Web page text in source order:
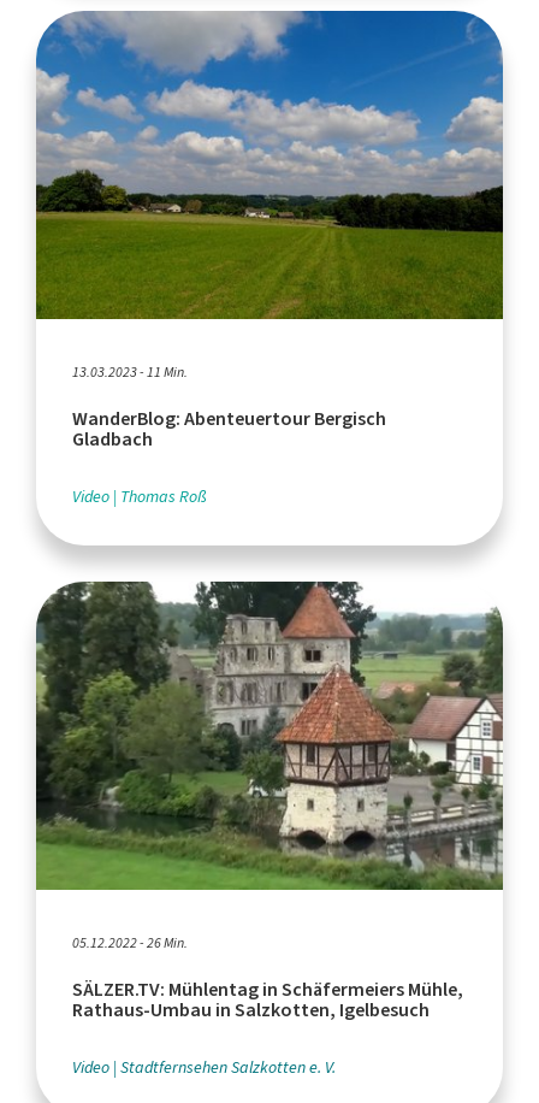
13.03.2023 - 11 Min.
WanderBlog: Abenteuertour Bergisch
Gladbach
Video Thomas Roß
05.12.2022 - 26 Min.
SÄLZER.TV: Mühlentag in Schäfermeiers Mühle,
Rathaus-Umbau in Salzkotten, Igelbesuch
Video Stadtfernsehen Salzkotten e. V.